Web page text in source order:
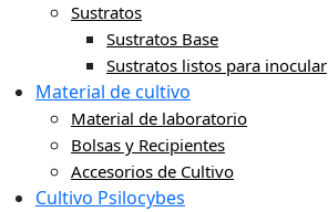
Sustratos
Sustratos Base
Sustratos listos para inocular
Material de cultivo
Material de laboratorio
Bolsas y Recipientes
Accesorios de Cultivo
Cultivo Psilocybes